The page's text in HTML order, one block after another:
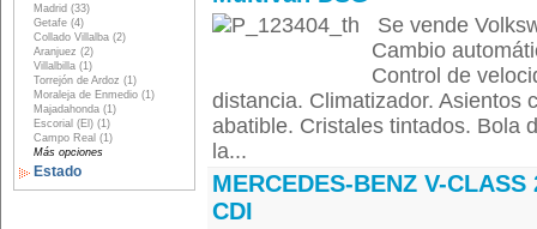
Madrid (33)
Getafe (4)
Collado Villalba (2)
Aranjuez (2)
Villalbilla (1)
Torrejón de Ardoz (1)
Moraleja de Enmedio (1)
Majadahonda (1)
Escorial (El) (1)
Campo Real (1)
Más opciones
Estado
Se vende
Cambio
Control de
distancia. Climatizador. Asientos
abatible. Cristales tintados. Bola
la...
MERCEDES-BENZ V-CLASS
CDI